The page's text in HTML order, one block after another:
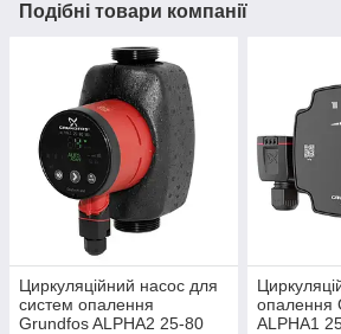
Подібні товари компанії
Циркуляційний насос для
систем опалення
Grundfos ALPHA2 25-80
опалення
ALPHA1